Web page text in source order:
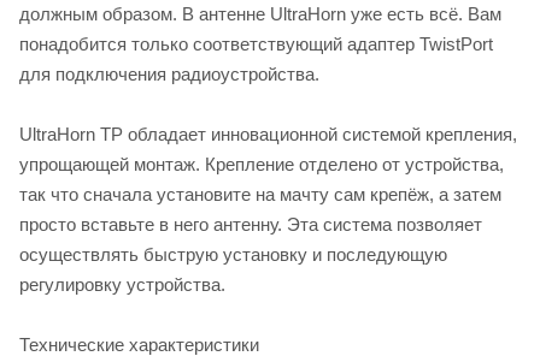
должным образом. В антенне UltraHorn уже есть всё. Вам
понадобится только соответствующий адаптер TwistPort
для подключения радиоустройства.
UltraHorn TP обладает инновационной системой крепления,
упрощающей монтаж. Крепление отделено от устройства,
так что сначала установите на мачту сам крепёж, а затем
просто вставьте в него антенну. Эта система позволяет
осуществлять быструю установку и последующую
регулировку устройства.
Технические характеристики